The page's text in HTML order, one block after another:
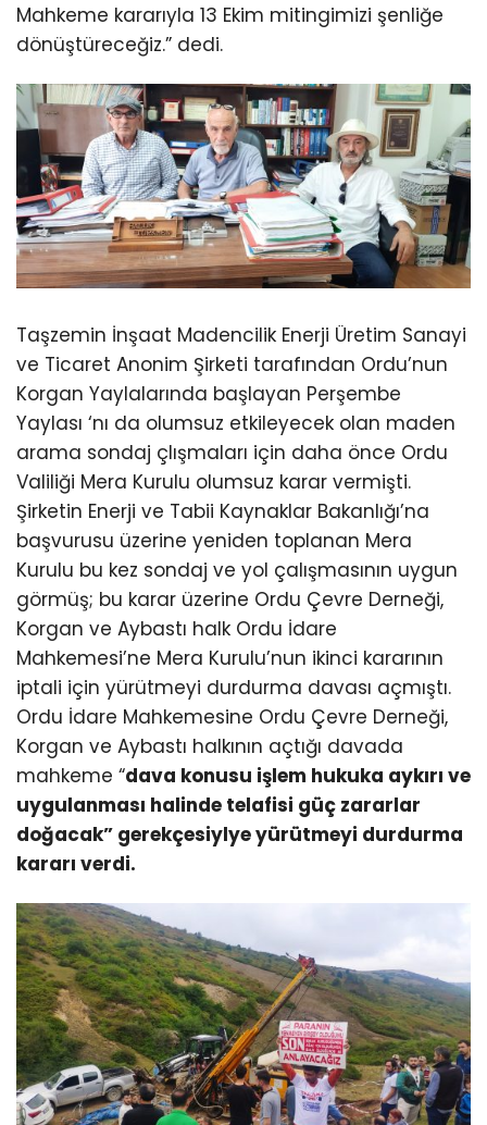
Mahkeme kararıyla 13 Ekim mitingimizi şenliğe
dönüştüreceğiz.” dedi.
Taşzemin İnşaat Madencilik Enerji Üretim Sanayi
ve Ticaret Anonim Şirketi tarafından Ordu’nun
Korgan Yaylalarında başlayan Perşembe
Yaylası ‘nı da olumsuz etkileyecek olan maden
arama sondaj çlışmaları için daha önce Ordu
Valiliği Mera Kurulu olumsuz karar vermişti.
Şirketin Enerji ve Tabii Kaynaklar Bakanlığı’na
başvurusu üzerine yeniden toplanan Mera
Kurulu bu kez sondaj ve yol çalışmasının uygun
görmüş; bu karar üzerine Ordu Çevre Derneği,
Korgan ve Aybastı halk Ordu İdare
Mahkemesi’ne Mera Kurulu’nun ikinci kararının
iptali için yürütmeyi durdurma davası açmıştı.
Ordu İdare Mahkemesine Ordu Çevre Derneği,
Korgan ve Aybastı halkının açtığı davada
mahkeme “dava konusu işlem hukuka aykırı ve
uygulanması halinde telafisi güç zararlar
doğacak” gerekçesiylye yürütmeyi durdurma
kararı verdi.